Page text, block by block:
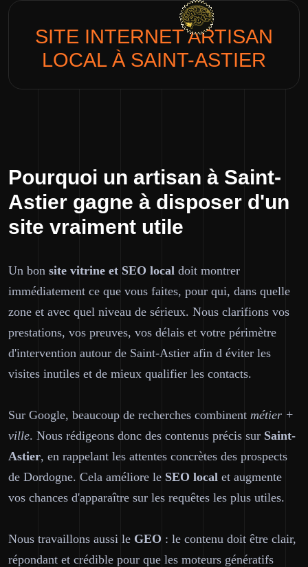
SITE INTERNETARTISAN
LOCALÀ SAINT-ASTIER
Pourquoi un artisan à Saint-
Astier gagne à disposer d'un
site vraiment utile
Un bon site vitrine et SEO local doit montrer
immédiatement ce que vous faites, pour qui, dans quelle
zone et avec quel niveau de sérieux. Nous clarifions vos
prestations, vos preuves, vos délais et votre périmètre
d'intervention autour de Saint-Astier afin d éviter les
visites inutiles et de mieux qualifier les contacts.
Sur Google, beaucoup de recherches combinent métier +
ville. Nous rédigeons donc des contenus précis sur Saint-
Astier, en rappelant les attentes concrètes des prospects
de Dordogne. Cela améliore le SEO local et augmente
vos chances d'apparaître sur les requêtes les plus utiles.
Nous travaillons aussi le GEO : le contenu doit être clair,
répondant et crédible pour que les moteurs génératifs